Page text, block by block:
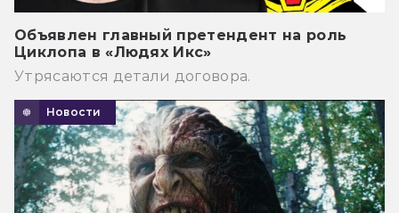
Объявлен главный претендент на роль
Циклопа в «Людях Икс»
Утрясаются детали договора.
Новости